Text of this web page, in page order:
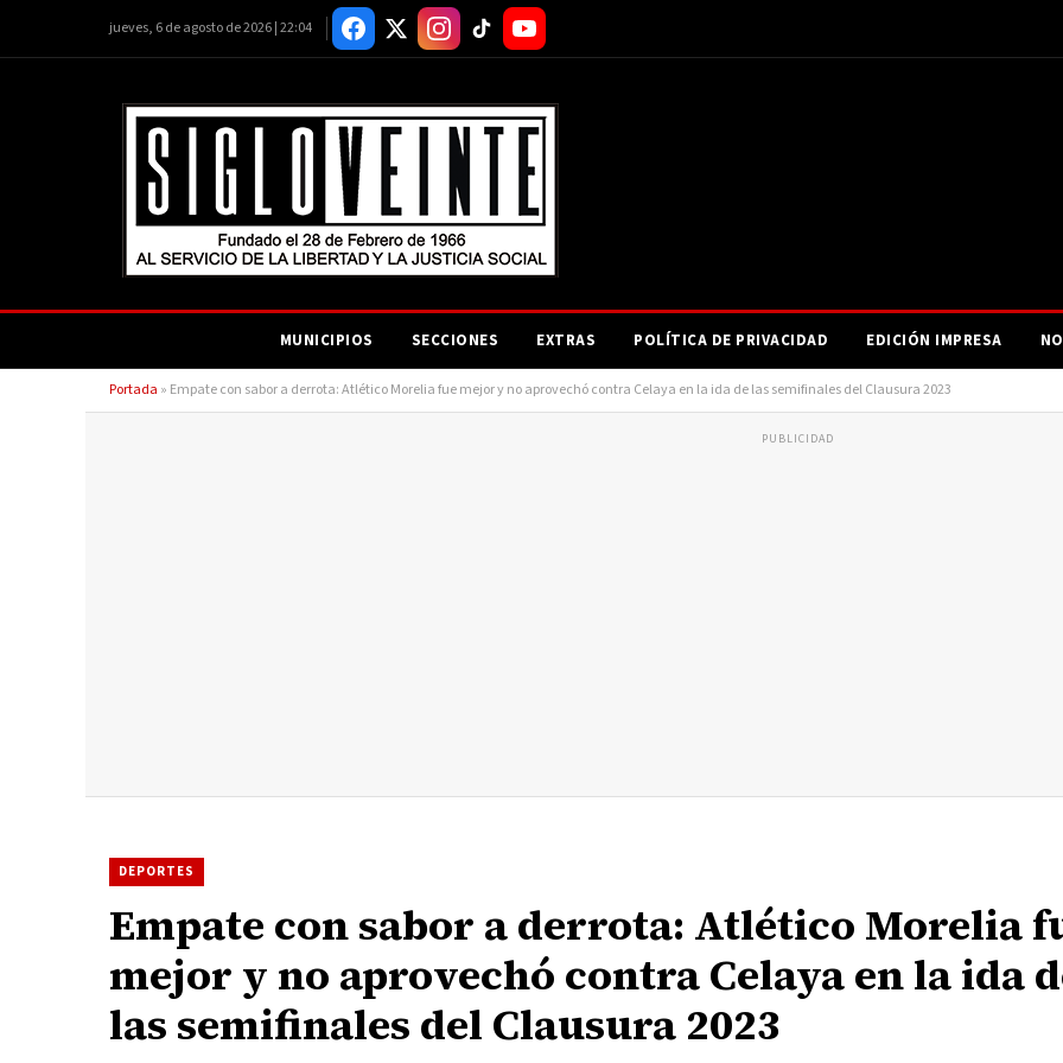
jueves, 6 de agosto de 2026 | 22:04
MUNICIPIOS SECCIONES EXTRAS POLÍTICA DE PRIVACIDAD EDICIÓN IMPRESA
Portada » Empate con sabor a derrota: Atlético Morelia fue mejor y no aprovechó contra Celaya en la ida de las semifinales del Clausura 2023
PUBLICIDAD
DEPORTES
Empate con sabor a derrota: Atlético Morelia
mejor y no aprovechó contra Celaya en la ida
las semifinales del Clausura 2023